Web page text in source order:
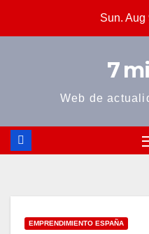
Sun. Aug
7
Web de
EMPRENDIMIENTO ESPAÑA